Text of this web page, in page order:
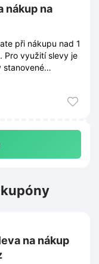
nákup na
při nákupu nad 1
Pro využití slevy je
stanovené
jsou zveřejněny
na nákup